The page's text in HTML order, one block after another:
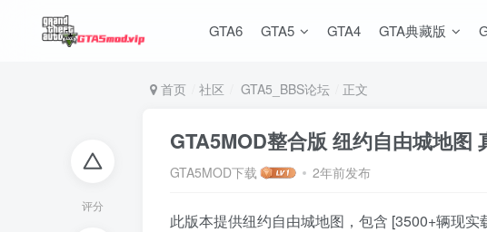
GTA6 GTA5 GTA4 GTA典藏版
评分
首页 社区 GTA5_BBS论坛 正文
GTA5MOD整合版 纽约自由城地图
GTA5MOD下载 2年前发布
此版本提供纽约自由城地图，包含 [3500+辆现